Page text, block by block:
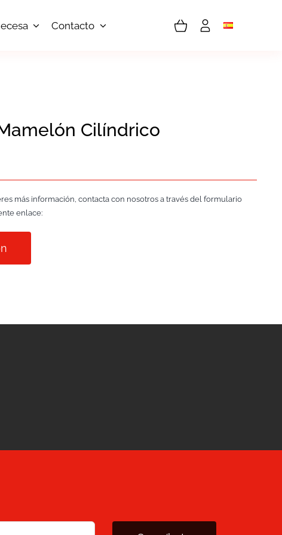
Contacto
Cilíndrico
más información, contacta con nosotros a través del formulario
enlace: